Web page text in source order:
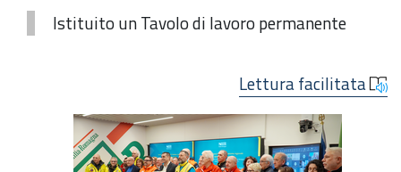
Istituito un Tavolo di lavoro permanente
Lettura facilitata